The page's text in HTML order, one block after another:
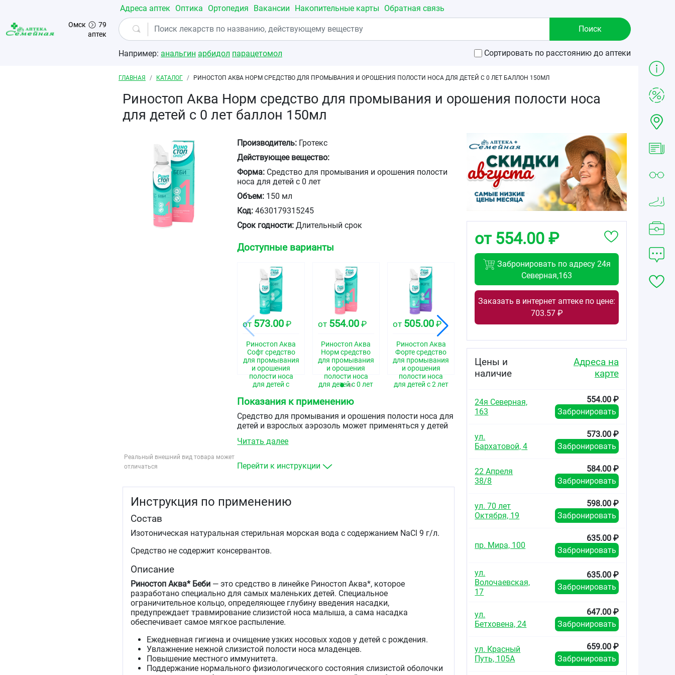
Перейти к основному содержанию
Омск
79
аптек
Адреса аптек Оптика Ортопедия Вакансии Накопительные карты Обратная связь
Например: анальгин арбидол парацетомол Сортировать по расстоянию до аптеки
Строка навигации
ГЛАВНАЯ КАТАЛОГ РИНОСТОП АКВА НОРМ СРЕДСТВО ДЛЯ ПРОМЫВАНИЯ И ОРОШЕНИЯ ПОЛОСТИ НОСА ДЛЯ ДЕТЕЙ С 0 ЛЕТ БАЛЛОН 150МЛ
Риностоп Аква Норм средство для промывания и орошения полости носа
для детей с 0 лет баллон 150мл
Реальный внешний вид товара может
отличаться
Производитель: Гротекс
Действующее вещество:
Форма: Средство для промывания и орошения полости
носа для детей с 0 лет
Объем: 150 мл
Код: 4630179315245
Срок годности: Длительный срок
Доступные варианты
от 573.00 ₽
Риностоп Аква
Софт средство
для промывания
и орошения
полости носа
для детей с
взрослых
от 554.00₽
Риностоп Аква
Норм средство
для промывания
и орошения
полости носа
для детей с 0 лет
от 505.00 ₽
Риностоп Аква
Форте средство
для промывания
и орошения
полости носа
для детей с 2 лет
от410.70₽
для промывания
и орошения
полости носа
баллон 150мл
Показания к применению
Средство для промывания и орошения полости носа для
детей и взрослых аэрозоль может применяться у детей
Распыление – «мягкий душ».
для ежедневной гигиены и увлажнения полости носа
малыша с первых дней жизни
для ежедневного использования в условиях
нахождение в помещениях с кондиционированным
воздухом и/или центральным отоплением,
воздействие загрязненного воздуха (пыли, краски и
хронических воспалительных заболеваний полости
носа малыша (инфекционных, аллергических,
атрофических):
острые и хронические риниты
острые и хронические синуситы
острые и хронические аденоидиты
аллергические и атрофические риниты
для подготовки слизистой носа к применению
лекарственных средств.
Читать далее
Перейти к инструкции
Инструкция по применению
Состав
Изотоническая натуральная стерильная морская вода с содержанием NaCl 9 г/л.
Средство не содержит консервантов.
Описание
Риностоп Аква* Беби — это средство в линейке Риностоп Аква*, которое
разработано специально для самых маленьких детей. Специальное
ограничительное кольцо, определяющее глубину введения насадки,
предупреждает травмирование слизистой носа малыша, а сама насадка
обеспечивает самое мягкое распыление.
Ежедневная гигиена и очищение узких носовых ходов у детей с рождения.
Увлажнение нежной слизистой полости носа младенцев.
Повышение местного иммунитета.
Поддержание нормального физиологического состояния слизистой оболочки
от 554.00 ₽
Забронировать по адресу 24я
Северная,163
Заказать в интернет аптеке по цене:
703.57 ₽
Цены и
наличие
Адреса на
карте
24я Северная,
163
554.00 ₽
Забронировать
ул.
Бархатовой, 4
573.00 ₽
Забронировать
22 Апреля
38/8
584.00 ₽
Забронировать
ул. 70 лет
Октября, 19
598.00 ₽
Забронировать
пр. Мира, 100
635.00 ₽
Забронировать
ул.
Волочаевская,
17
635.00 ₽
Забронировать
ул.
Бетховена, 24
647.00 ₽
Забронировать
ул. Красный
Путь, 105А
659.00 ₽
Забронировать